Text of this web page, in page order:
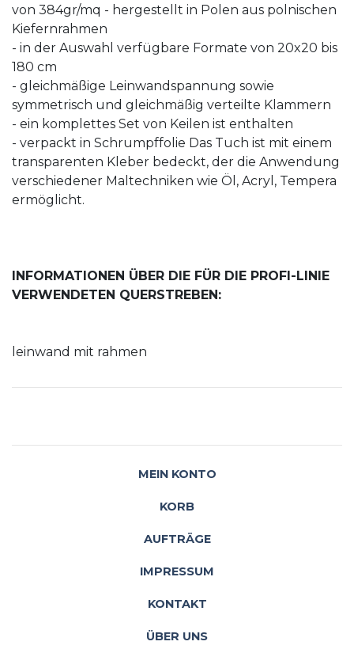
von 384gr/mq - hergestellt in Polen aus polnischen
Kiefernrahmen
- in der Auswahl verfügbare Formate von 20x20 bis
180 cm
- gleichmäßige Leinwandspannung sowie
symmetrisch und gleichmäßig verteilte Klammern
- ein komplettes Set von Keilen ist enthalten
- verpackt in Schrumpffolie Das Tuch ist mit einem
transparenten Kleber bedeckt, der die Anwendung
verschiedener Maltechniken wie Öl, Acryl, Tempera
ermöglicht.
INFORMATIONEN ÜBER DIE FÜR DIE PROFI-LINIE
VERWENDETEN QUERSTREBEN:
leinwand mit rahmen
MEIN KONTO
KORB
AUFTRÄGE
IMPRESSUM
KONTAKT
ÜBER UNS